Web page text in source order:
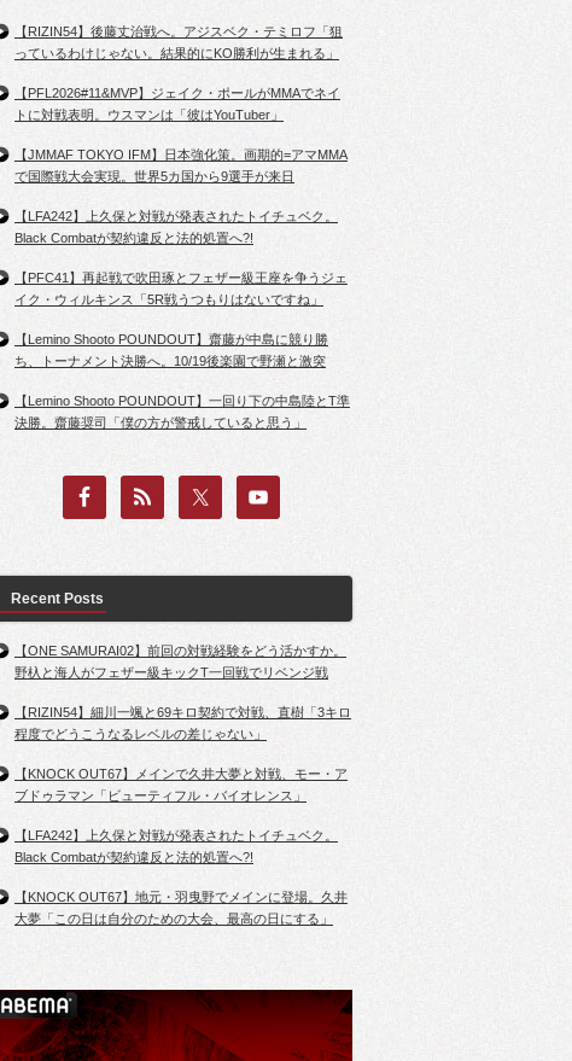
【RIZIN54】後藤丈治戦へ。アジスベク・テミロフ「狙
っているわけじゃない。結果的にKO勝利が生まれる」
【PFL2026#11&MVP】ジェイク・ポールがMMAでネイ
トに対戦表明。ウスマンは「彼はYouTuber」
【JMMAF TOKYO IFM】日本強化策。画期的=アマMMA
で国際戦大会実現。世界5カ国から9選手が来日
【LFA242】上久保と対戦が発表されたトイチュベク。
Black Combatが契約違反と法的処置へ?!
【PFC41】再起戦で吹田琢とフェザー級王座を争うジェ
イク・ウィルキンス「5R戦うつもりはないですね」
【Lemino Shooto POUNDOUT】齋藤が中島に競り勝
ち、トーナメント決勝へ。10/19後楽園で野瀬と激突
【Lemino Shooto POUNDOUT】一回り下の中島陸とT準
決勝。齋藤奨司「僕の方が警戒していると思う」
Recent Posts
【ONE SAMURAI02】前回の対戦経験をどう活かすか。
野杁と海人がフェザー級キックT一回戦でリベンジ戦
【RIZIN54】細川一颯と69キロ契約で対戦、直樹「3キロ
程度でどうこうなるレベルの差じゃない」
【KNOCK OUT67】メインで久井大夢と対戦、モー・ア
ブドゥラマン「ビューティフル・バイオレンス」
【LFA242】上久保と対戦が発表されたトイチュベク。
Black Combatが契約違反と法的処置へ?!
【KNOCK OUT67】地元・羽曳野でメインに登場。久井
大夢「この日は自分のための大会、最高の日にする」